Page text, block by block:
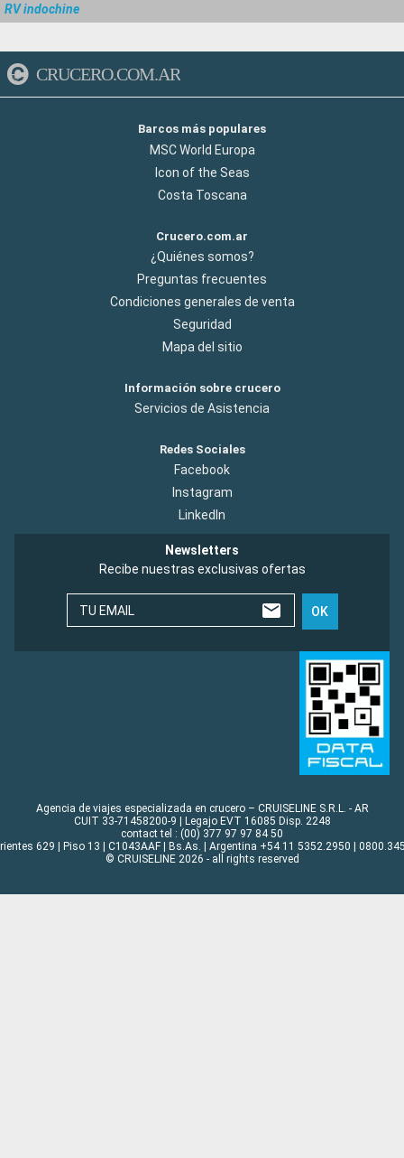
RV indochine
CRUCERO.COM.AR
Barcos más populares
MSC World Europa
Icon of the Seas
Costa Toscana
Crucero.com.ar
¿Quiénes somos?
Preguntas frecuentes
Condiciones generales de venta
Seguridad
Mapa del sitio
Información sobre crucero
Servicios de Asistencia
Redes Sociales
Facebook
Instagram
LinkedIn
Newsletters
Recibe nuestras exclusivas ofertas
TU EMAIL OK
Agencia de viajes especializada en crucero – CRUISELINE S.R.L. - AR
CUIT 33-71458200-9 | Legajo EVT 16085 Disp. 2248
contact tel : (00) 377 97 97 84 50
629 | Piso 13 | C1043AAF | Bs.As. | Argentina +54 11 5352.2950 |
© CRUISELINE 2026 - all rights reserved